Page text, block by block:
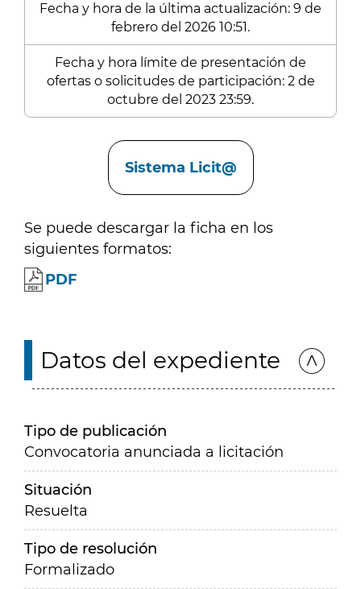
Fecha y hora de la última actualización: 9 de
febrero del 2026 10:51.
Fecha y hora límite de presentación de
ofertas o solicitudes de participación: 2 de
octubre del 2023 23:59.
Sistema Licit@
Se puede descargar la ficha en los
siguientes formatos:
PDF
Datos del expediente
Tipo de publicación
Convocatoria anunciada a licitación
Situación
Resuelta
Tipo de resolución
Formalizado